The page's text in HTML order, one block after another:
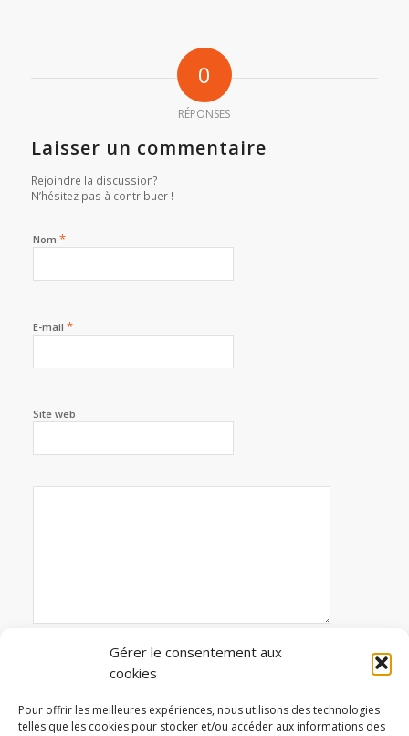
Gérer le consentement aux
cookies
Pour offrir les meilleures expériences, nous utilisons des technologies
telles que les cookies pour stocker et/ou accéder aux informations des
0
RÉPONSES
Laisser un commentaire
Rejoindre la discussion?
N’hésitez pas à contribuer !
Nom *
E-mail *
Site web